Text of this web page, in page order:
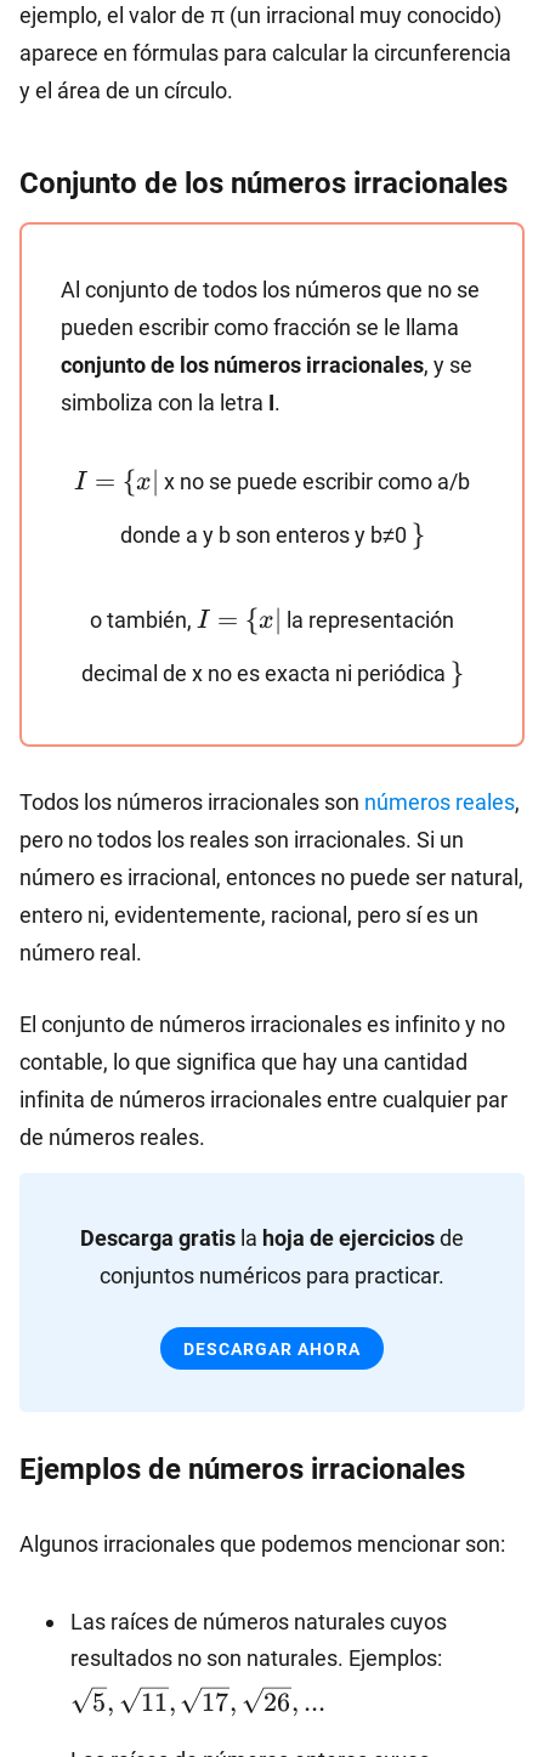
ejemplo, el valor de π (un irracional muy conocido)
aparece en fórmulas para calcular la circunferencia
y el área de un círculo.
Conjunto de los números irracionales
Al conjunto de todos los números que no se
pueden escribir como fracción se le llama
conjunto de los números irracionales, y se
simboliza con la letra I.
I=\
I = {x∣ x no se puede escribir como a/b
donde a y b son enteros y b≠0 \}
}
o también, I=\
I = {x∣ la representación
decimal de x no es exacta ni periódica \}
}
Todos los números irracionales son números reales,
pero no todos los reales son irracionales. Si un
número es irracional, entonces no puede ser natural,
entero ni, evidentemente, racional, pero sí es un
número real.
El conjunto de números irracionales es infinito y no
contable, lo que significa que hay una cantidad
infinita de números irracionales entre cualquier par
de números reales.
Descarga gratis la hoja de ejerciciosde
conjuntos numéricos para practicar.
DESCARGAR AHORA
Ejemplos de números irracionales
Algunos irracionales que podemos mencionar son:
Las raíces de números naturales cuyos
resultados no son naturales. Ejemplos:
5, 11, 17, 26, ...